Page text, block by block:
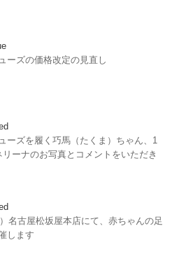
ーズの価格改定の見直し
ーズを履く巧馬（たくま）ちゃん、1
リーナのお写真とコメントをいただき
名古屋松坂屋本店にて、赤ちゃんの足
します